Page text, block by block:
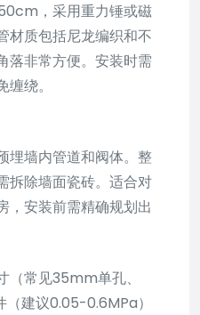
，采用重力锤或磁
材质包括尼龙编织和不
落非常方便。安装时需
绕。
埋墙内管道和阀体。整
拆除墙面瓷砖。适合对
，安装前需精确规划出
（常见35mm单孔、
建议0.05-0.6MPa）